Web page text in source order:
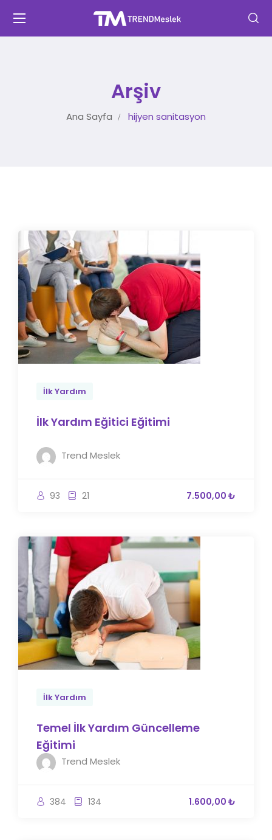
Arşiv
Ana Sayfa hijyen sanitasyon
İlk Yardım
İlk Yardım Eğitici Eğitimi
Trend Meslek
93 21 7.500,00 ₺
İlk Yardım
Temel İlk Yardım Güncelleme
Eğitimi
Trend Meslek
384 134 1.600,00 ₺